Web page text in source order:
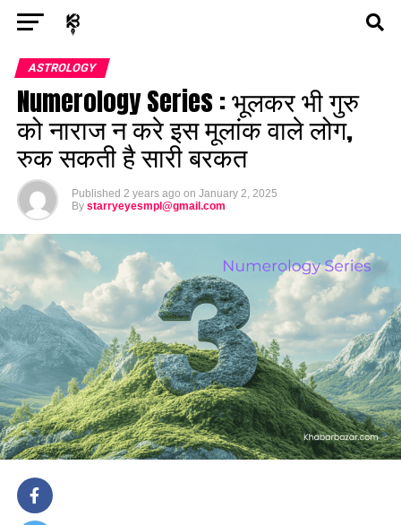
ENTERTAINMENT
POLITICS TECH SPORTS HEALTH
BUSINESS
ASTROLOGY
Numerology Series : भूलकर भी गुरु
को नाराज न करे इस मूलांक वाले लोग,
रुक सकती है सारी बरकत
Published 2 years ago on January 2, 2025
By starryeyesmpl@gmail.com